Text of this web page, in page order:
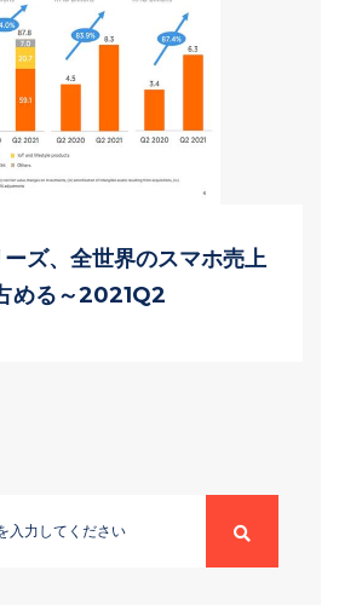
ズ、全世界のスマホ売上
める～2021Q2